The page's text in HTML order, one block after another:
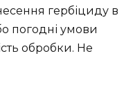
гербіциду в
погодні умови
обробки. Не